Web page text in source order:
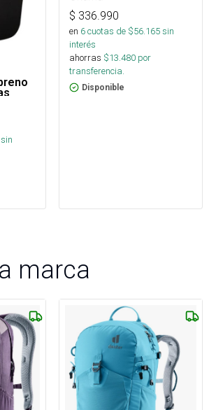
sin
$ 336.990
en 6cuotas de $56.165sin
interés
ahorras $13.480 por
transferencia.
Disponible
marca